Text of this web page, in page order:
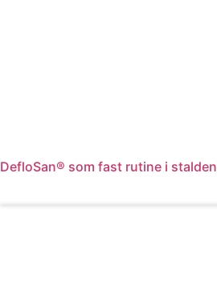
DefloSan® som fast rutine i stalden